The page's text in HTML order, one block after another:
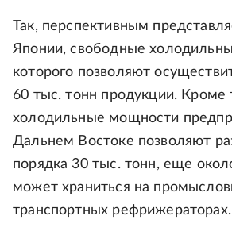
Так, перспективным
Японии, свободные
которого позволяют
60 тыс. тонн продукции. Кроме
холодильные мощности
Дальнем Востоке позволяют
порядка 30 тыс. тонн, еще
может храниться на
транспортных рефрижераторах.